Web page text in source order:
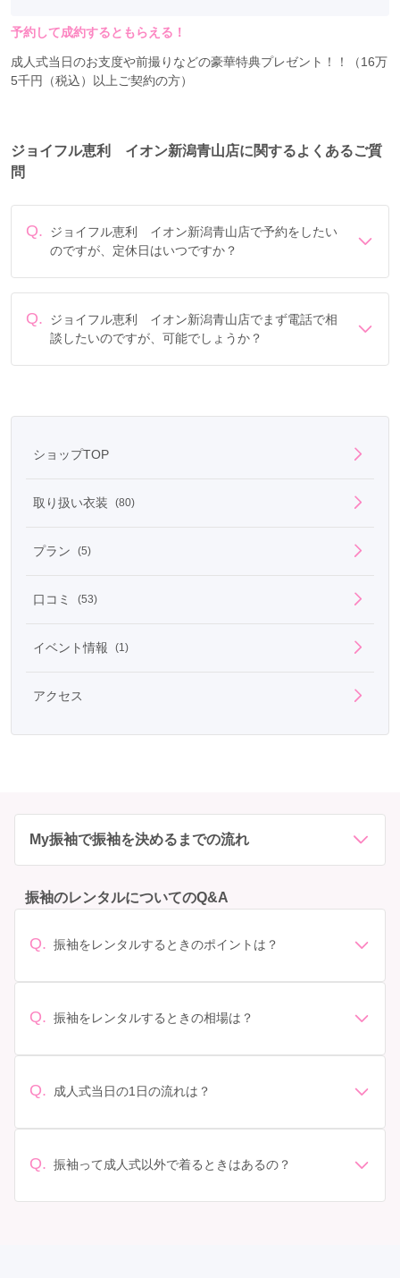
※成人式振袖ご契約の方に限ります。
予約して成約するともらえる！
成人式当日のお支度や前撮りなどの豪華特典プレゼント！！（16万
5千円（税込）以上ご契約の方）
ジョイフル恵利 イオン新潟青山店に関するよくあるご質
問
Q.
ジョイフル恵利 イオン新潟青山店で予約をしたい
のですが、定休日はいつですか？
す。
Q.
ジョイフル恵利 イオン新潟青山店でまず電話で相
談したいのですが、可能でしょうか？
ショップTOP
取り扱い衣装 (80)
プラン (5)
口コミ (53)
イベント情報 (1)
アクセス
My振袖で振袖を決めるまでの流れ
振袖のレンタルについてのQ&A
Q. 振袖をレンタルするときのポイントは？
があります。 サイズ選び: 自分の体型に合ったサイズを
ンタル料金に含まれるもの（小物や帯、草履など）を確
っかり確認しておく必要があります。 お店選び: 評判や
しょう。
Q. 振袖をレンタルするときの相場は？
されています。 高級なものやブランド物になると、それ
Q. 成人式当日の1日の流れは？
人式: 一般的に午前中に成人式が行わる場合が多いです
Q. 振袖って成人式以外で着るときはあるの？